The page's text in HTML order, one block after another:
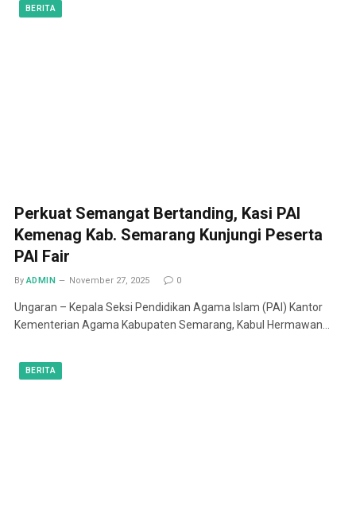
BERITA
Perkuat Semangat Bertanding, Kasi PAI
Kemenag Kab. Semarang Kunjungi Peserta
PAI Fair
By ADMIN November 27, 2025 0
Ungaran – Kepala Seksi Pendidikan Agama Islam (PAI) Kantor
Kementerian Agama Kabupaten Semarang, Kabul Hermawan…
BERITA